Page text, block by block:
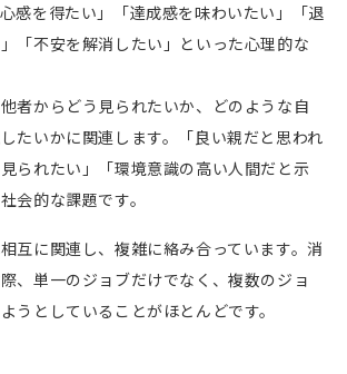
感を得たい」「達成感を味わいたい」「退
「不安を解消したい」といった心理的な
者からどう見られたいか、どのような自
たいかに関連します。「良い親だと思われ
られたい」「環境意識の高い人間だと示
会的な課題です。
互に関連し、複雑に絡み合っています。消
、単一のジョブだけでなく、複数のジョ
うとしていることがほとんどです。